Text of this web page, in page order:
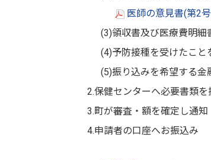
医師の意見書(第2
(3)領収書及び医療費明細
(4)予防接種を受けたこと
(5)振り込みを希望する金
2.保健センターへ必要書類を
3.町が審査・額を確定し通知
4.申請者の口座へお振込み